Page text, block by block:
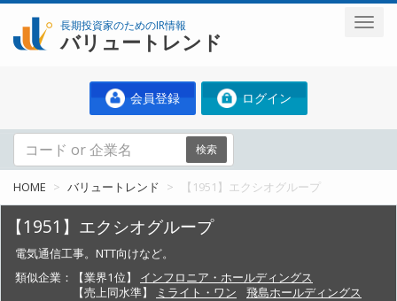
長期投資家のためのIR情報
バリュートレンド
会員登録 ログイン
検索
HOME バリュートレンド 【1951】エクシオグループ
【1951】エクシオグループ
電気通信工事。NTT向けなど。
類似企業：
【業界1位】
インフロニア・ホールディングス
【売上同水準】
ミライト・ワン 飛島ホールディングス